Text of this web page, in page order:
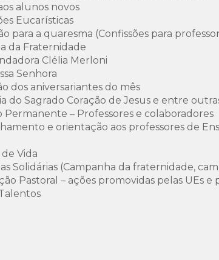
alunos novos
Eucarísticas
para a quaresma (Confissões para
da Fraternidade
Clélia Merloni
Senhora
dos aniversariantes do mês
do Sagrado Coração de Jesus e entre
Permanente – Professores e colaboradores
e orientação aos professores de
Vida
Solidárias (Campanha da fraternidade,
Pastoral – ações promovidas pelas UEs e